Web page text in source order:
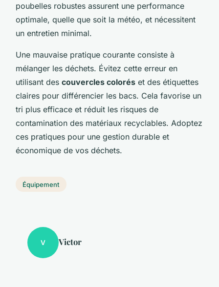
poubelles robustes assurent une performance
optimale, quelle que soit la météo, et nécessitent
un entretien minimal.
Une mauvaise pratique courante consiste à
mélanger les déchets. Évitez cette erreur en
utilisant des couvercles colorés et des étiquettes
claires pour différencier les bacs. Cela favorise un
tri plus efficace et réduit les risques de
contamination des matériaux recyclables. Adoptez
ces pratiques pour une gestion durable et
économique de vos déchets.
Équipement
V Victor